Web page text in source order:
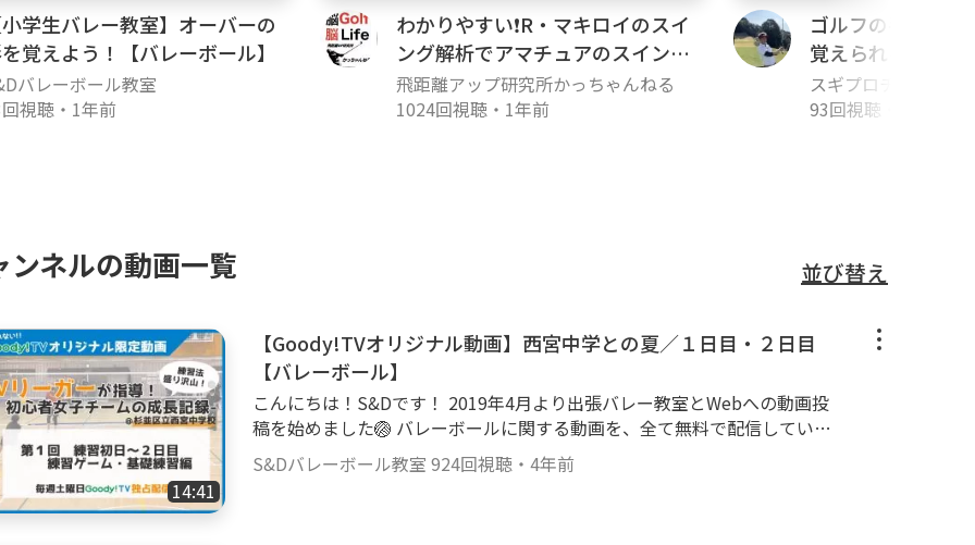
学生バレー教室】オーバーの
覚えよう！【バレーボール】
バレーボール教室
視聴 ・ 1年前
わかりやすい❗️R・マキロイのスイ
ング解析でアマチュアのスイング
改善‼️
飛距離アップ研究所かっちゃんねる
1024回視聴 ・ 1年前
ゴルフの手首と
覚えられる！自宅
グの基礎１！手
スター
スギプロチャンネル
93回視聴
ンネルの動画一覧 並び替え
14:41
【Goody!TVオリジナル動画】西宮中学との夏／１日目・２日目
【バレーボール】
こんにちは！S&Dです！ 2019年4月より出張バレー教室とWebへの動画投
稿を始めました🏐 バレーボールに関する動画を、全て無料で配信していき
ます👍 私たちの今までの経験に基づき、１人でも上達の気づきやキッカケ
になってもらえればとても嬉しいです‼️ ------------------------------------------
S&Dバレーボール教室 924回視聴 ・ 4年前